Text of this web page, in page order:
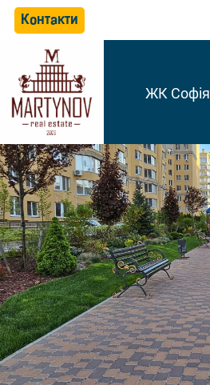
Контакти
ЖК Софія